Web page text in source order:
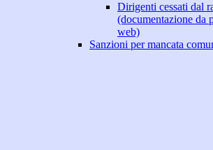
Dirigenti cessati dal
(documentazione da
web)
Sanzioni per mancata